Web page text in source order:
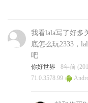
我看lala写了好多
底怎么玩2333，
吧
你好世界 8年前
71.0.3578.99